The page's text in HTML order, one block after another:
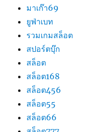
มาเก๊า69
ยูฟ่าเบท
รวมเกมสล็อต
สปอร์ตบุ๊ก
สล็อต
สล็อต168
สล็อต456
สล็อต55
สล็อต66